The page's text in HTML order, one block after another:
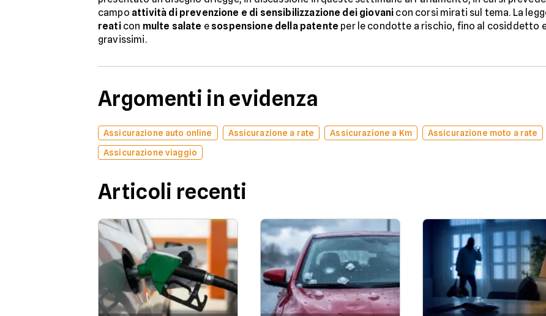
campo attività di prevenzione e di sensibilizzazione dei giovani con corsi mirati sul tema. La
reaticon multe salate e sospensione della patente per le condotte a rischio, fino al cosiddetto
gravissimi.
Argomenti in evidenza
Assicurazione auto online Assicurazione a rate Assicurazione a Km Assicurazione moto a rate
Assicurazione viaggio
Articoli recenti